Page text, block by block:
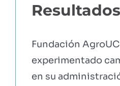
Fundación
experimentado
en su